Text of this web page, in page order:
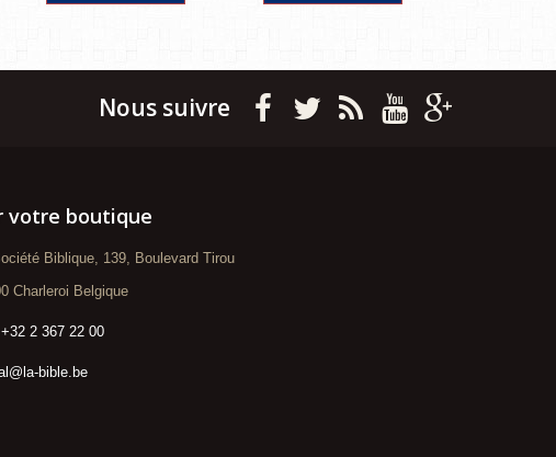
Nous suivre
votre boutique
Biblique, 139, Boulevard Tirou
Charleroi Belgique
+32 2 367 22 00
bible.be